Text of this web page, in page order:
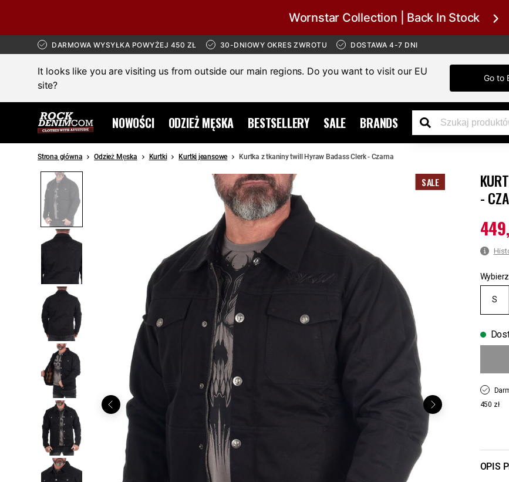
Wornstar Collection | Back In Stock
DARMOWA WYSYŁKA POWYŻEJ 450 ZŁ 30-DNIOWY OKRES ZWROTU DOSTAWA 4-7 DNI
It looks like you are visiting us from outside our main regions. Do you want to visit our EU
site?
Go to
NOWOŚCI ODZIEŻ MĘSKA BESTSELLERY SALE BRANDS
Strona główna Odzież Męska Kurtki Kurtki jeansowe Kurtka z tkaniny twill Hyraw Badass Clerk - Czarna
SALE
SALE
-
S
450 zł
OPIS